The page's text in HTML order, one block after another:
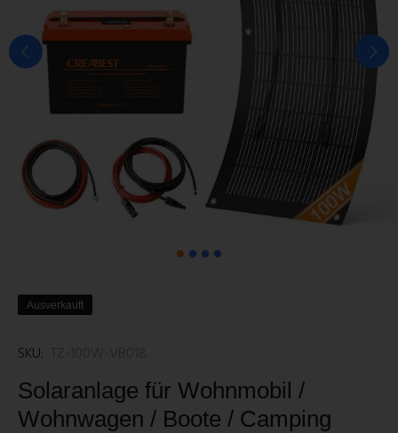
Ausverkauft
SKU:
Solaranlage für Wohnmobil /
Wohnwagen / Boote / Camping